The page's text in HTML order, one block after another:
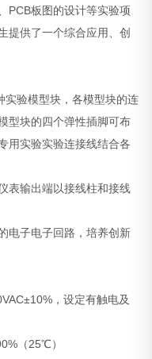
PCB板图的设计等实验项
提供了一个综合应用、创
实验模型块，各模型块的连
型块的四个弹性插脚可布
用实验实验连接线结合各
表输出端以接线柱和接线
电子电子回路，培养创新
，设定有触电及
（25℃）